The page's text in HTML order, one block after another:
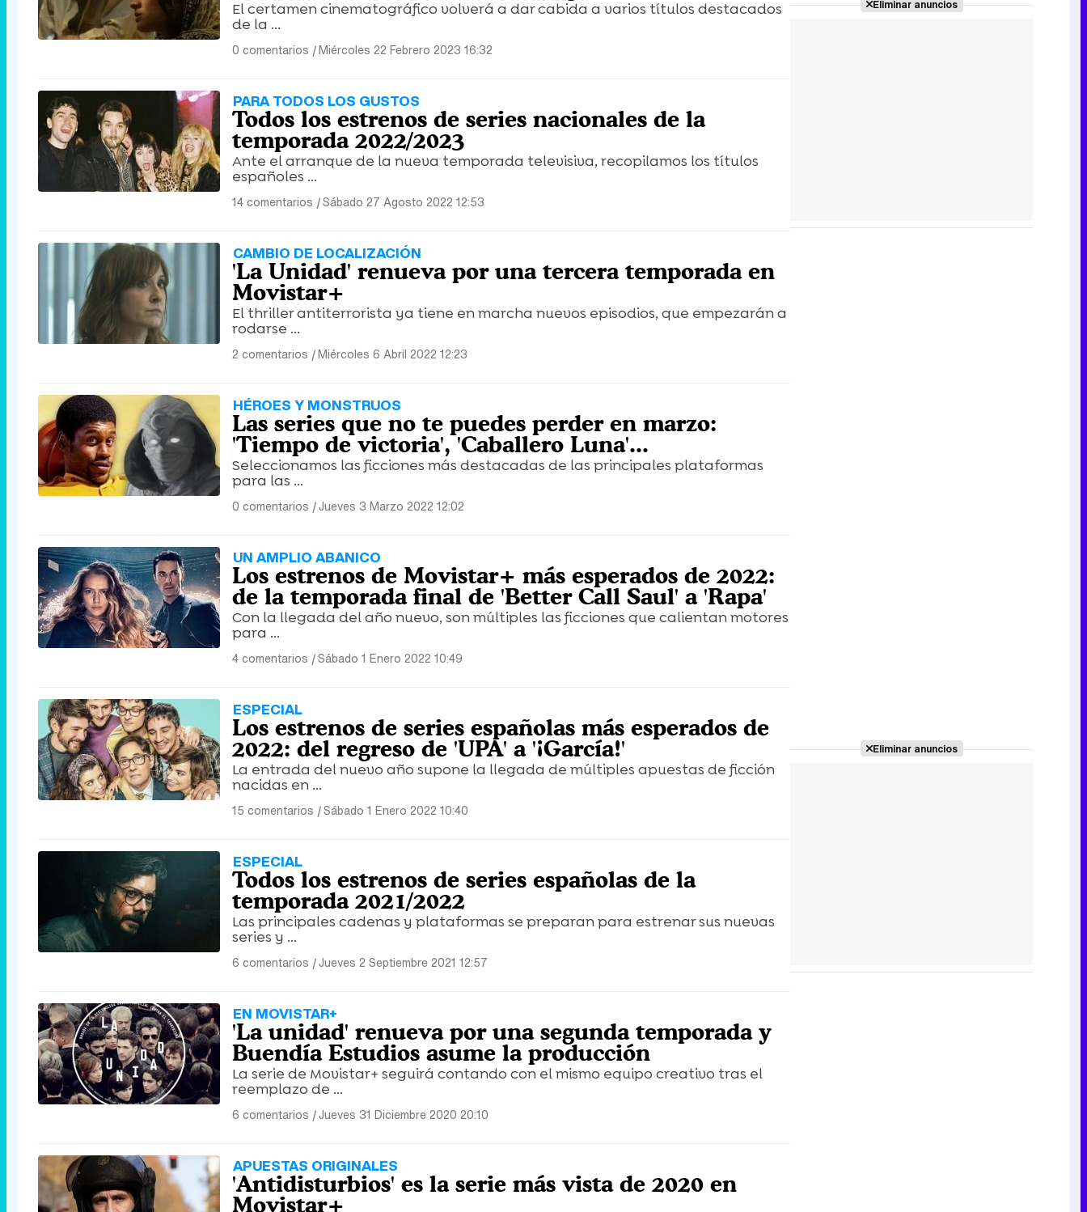
El certamen cinematográfico volverá a dar cabida a varios títulos destacados
de la ...
0 comentarios |Miércoles 22 Febrero 2023 16:32
PARA TODOS LOS GUSTOS
Todos los estrenos de series nacionales de la
temporada 2022/2023
Ante el arranque de la nueva temporada televisiva, recopilamos los títulos
españoles ...
14 comentarios |Sábado 27 Agosto 2022 12:53
CAMBIO DE LOCALIZACIÓN
'La Unidad' renueva por una tercera temporada en
Movistar+
El thriller antiterrorista ya tiene en marcha nuevos episodios, que empezarán a
rodarse ...
2 comentarios |Miércoles 6 Abril 2022 12:23
HÉROES Y MONSTRUOS
Las series que no te puedes perder en marzo:
'Tiempo de victoria', 'Caballero Luna'...
Seleccionamos las ficciones más destacadas de las principales plataformas
para las ...
0 comentarios |Jueves 3 Marzo 2022 12:02
UN AMPLIO ABANICO
Los estrenos de Movistar+ más esperados de 2022:
de la temporada final de 'Better Call Saul' a 'Rapa'
Con la llegada del año nuevo, son múltiples las ficciones que calientan motores
para ...
4 comentarios |Sábado 1 Enero 2022 10:49
ESPECIAL
Los estrenos de series españolas más esperados de
2022: del regreso de 'UPA' a '¡García!'
La entrada del nuevo año supone la llegada de múltiples apuestas de ficción
nacidas en ...
15 comentarios |Sábado 1 Enero 2022 10:40
ESPECIAL
Todos los estrenos de series españolas de la
temporada 2021/2022
Las principales cadenas y plataformas se preparan para estrenar sus nuevas
series y ...
6 comentarios |Jueves 2 Septiembre 2021 12:57
EN MOVISTAR+
'La unidad' renueva por una segunda temporada y
Buendía Estudios asume la producción
La serie de Movistar+ seguirá contando con el mismo equipo creativo tras el
reemplazo de ...
6 comentarios |Jueves 31 Diciembre 2020 20:10
APUESTAS ORIGINALES
'Antidisturbios' es la serie más vista de 2020 en
Movistar+
Eliminar anuncios
Eliminar anuncios